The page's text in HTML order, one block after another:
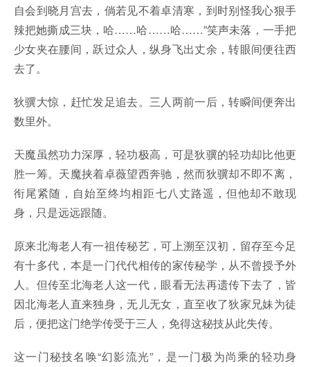
自会到晓月宫去，倘若见不着卓清寒，到时别怪我心狠手
辣把她撕成三块，哈……哈……哈……”笑声未落，一手把
少女夹在腰间，跃过众人，纵身飞出丈余，转眼间便往西
去了。
狄骥大惊，赶忙发足追去。三人两前一后，转瞬间便奔出
数里外。
天魔虽然功力深厚，轻功极高，可是狄骥的轻功却比他更
胜一筹。天魔挟着卓薇望西奔驰，然而狄骥却不即不离，
衔尾紧随，自始至终均相距七八丈路遥，但他却不敢现
身，只是远远跟随。
原来北海老人有一祖传秘艺，可上溯至汉初，留存至今足
有十多代，本是一门代代相传的家传秘学，从不曾授予外
人。但传至北海老人这一代，眼看无法再遗传下去了，皆
因北海老人直来独身，无儿无女，直至收了狄家兄妹为徒
后，便把这门绝学传受于三人，免得这秘技从此失传。
这一门秘技名唤“幻影流光”，是一门极为尚乘的轻功身